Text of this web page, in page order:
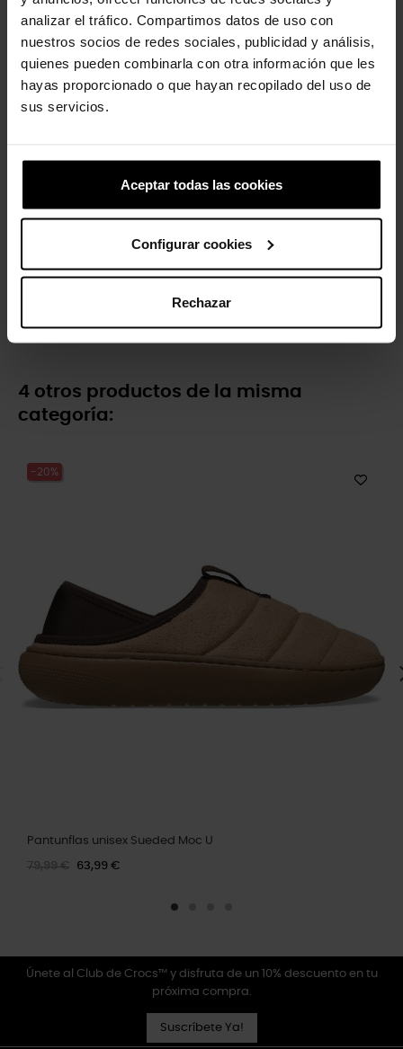
analizar el tráfico. Compartimos datos de uso con
nuestros socios de redes sociales, publicidad y análisis,
quienes pueden combinarla con otra información que les
hayas proporcionado o que hayan recopilado del uso de
sus servicios.
Aceptar todas las cookies
Configurar cookies
Rechazar
Sneaker unisex Echo Surge U
104,99 € 73,43 €
Zuecos de niños Classic K
44,90 € 35,92 €
4 otros productos de la misma
categoría:
-20%
Pantunflas unisex Sueded Moc U
79,99 € 63,99 €
Únete al Club de Crocs™ y disfruta de un 10% descuento en tu
próxima compra.
Suscríbete Ya!